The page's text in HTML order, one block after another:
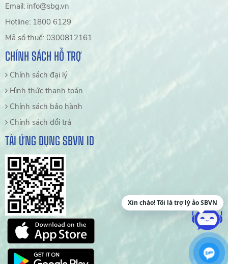
Email: info@sbg.vn
Hotline: 1800 6129
Mã số thuế: 0300812161
CHÍNH SÁCH HỖ TRỢ
Chính sách đại lý
Hình thức thanh toán
Chính sách bảo hành
Chính sách đổi trả
TẢI ỨNG DỤNG SBVN ID
Xin chào! Tôi là trợ lý ảo SBVN